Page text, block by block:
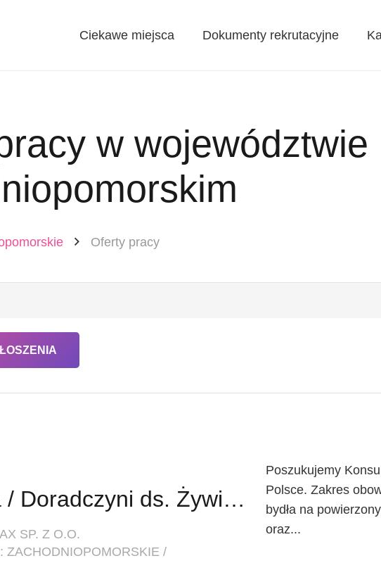
Ciekawe miejsca Dokumenty rekrutacyjne
w województwie
Oferty pracy
Doradca / Doradczyni ds. Żywienia Zwierząt
SP. Z O.O.
ZACHODNIOPOMORSKIE /
Poszukujemy
Polsce. Zakres
bydła na
oraz...